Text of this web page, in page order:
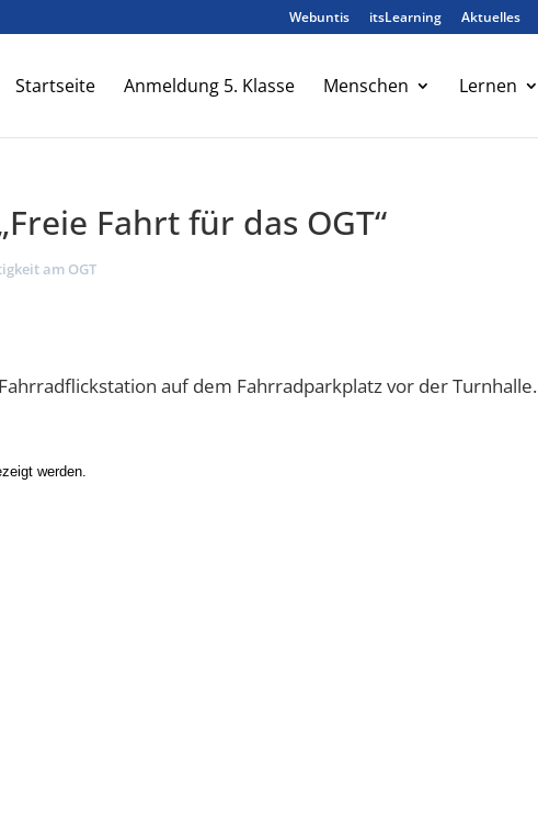
Webuntis itsLearning Aktuelles
Startseite Anmeldung 5. Klasse Menschen Lernen
Fahrt für das OGT“
am OGT
auf dem Fahrradparkplatz vor der Turnhalle.